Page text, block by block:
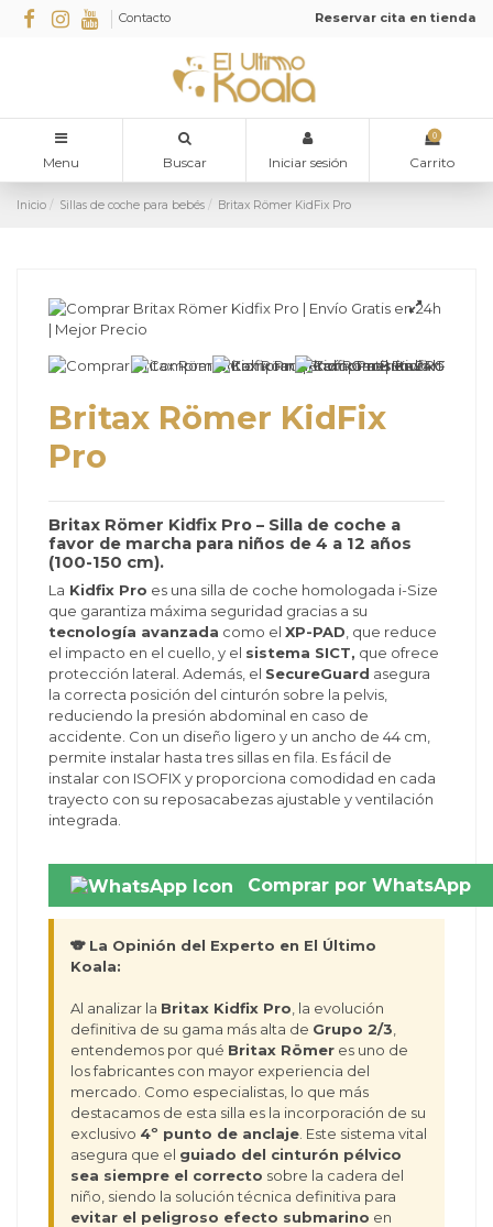
Contacto Reservar cita en tienda
Menu Buscar Iniciar sesión
0
Carrito
Inicio Sillas de coche para bebés Britax Römer KidFix Pro
Britax Römer KidFix
Pro
Britax Römer Kidfix Pro – Silla de coche a
favor de marcha para niños de 4 a 12 años
(100-150 cm).
La Kidfix Pro es una silla de coche homologada i-Size
que garantiza máxima seguridad gracias a su
tecnología avanzada como el XP-PAD , que reduce
el impacto en el cuello, y el sistema SICT, que ofrece
protección lateral. Además, el SecureGuard asegura
la correcta posición del cinturón sobre la pelvis,
reduciendo la presión abdominal en caso de
accidente. Con un diseño ligero y un ancho de 44 cm,
permite instalar hasta tres sillas en fila. Es fácil de
instalar con ISOFIX y proporciona comodidad en cada
trayecto con su reposacabezas ajustable y ventilación
integrada.
Comprar por WhatsApp
🐨 La Opinión del Experto en El Último
Koala:
Al analizar la Britax Kidfix Pro , la evolución
definitiva de su gama más alta de Grupo 2/3
entendemos por qué Britax Römer es uno de
los fabricantes con mayor experiencia del
mercado. Como especialistas, lo que más
destacamos de esta silla es la incorporación de su
exclusivo 4º punto de anclaje . Este sistema vital
asegura que el guiado del cinturón pélvico
sea siempre el correcto sobre la cadera del
niño, siendo la solución técnica definitiva para
evitar el peligroso efecto submarino en